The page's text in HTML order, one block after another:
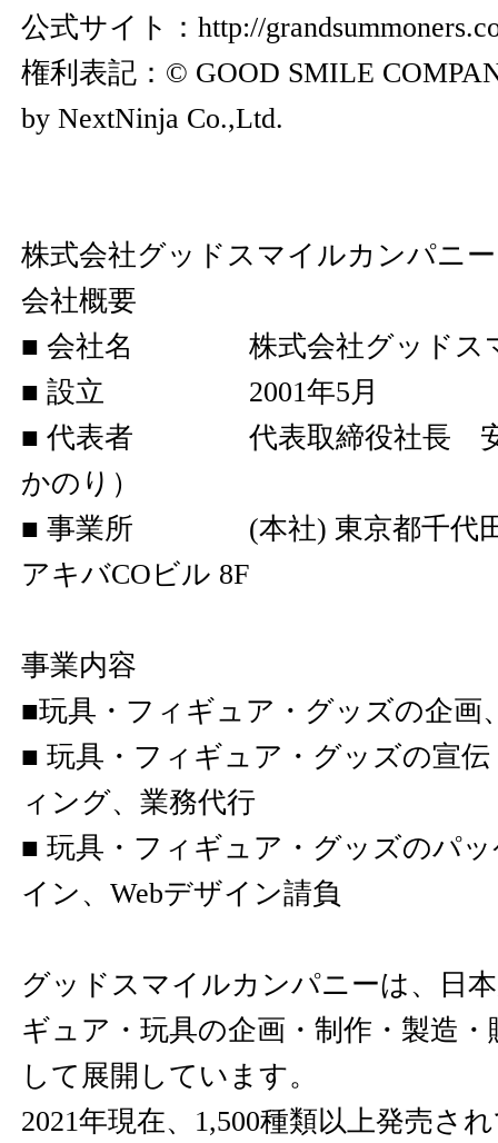
公式サイト： http://
権利表記：© GOOD SMILE
by NextNinja Co.,Ltd.
株式会社グッドスマイルカンパニ
会社概要
■ 会社名 株式会社グッドスマ
■ 設立 2001年5月
■ 代表者 代表取締役社長 安
かのり）
■ 事業所 (本社) 東京都千代田
アキバCOビル 8F
事業内容
■玩具・フィギュア・グッズの企画
■ 玩具・フィギュア・グッズの宣
ィング、業務代行
■ 玩具・フィギュア・グッズのパ
イン、Webデザイン請負
グッドスマイルカンパニーは、日
ギュア・玩具の企画・制作・製造
して展開しています。
​​2021年現在、1,500種類以上発売さ